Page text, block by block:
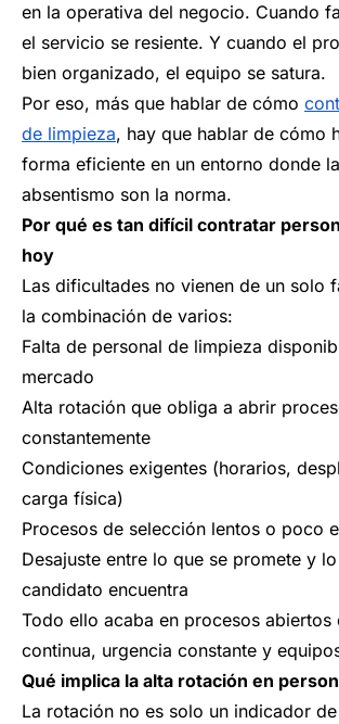
en la operativa del negocio. Cuando
el servicio se resiente. Y cuando el
bien organizado, el equipo se satura.
Por eso, más que hablar de cómo
de limpieza, hay que hablar de cómo
forma eficiente en un entorno donde
absentismo son la norma.
Por qué es tan difícil contratar
hoy
Las dificultades no vienen de un solo
la combinación de varios:
Falta de personal de limpieza
mercado
Alta rotación que obliga a abrir
constantemente
Condiciones exigentes (horarios,
carga física)
Procesos de selección lentos o poco
Desajuste entre lo que se promete y
candidato encuentra
Todo ello acaba en procesos abiertos
continua, urgencia constante y
Qué implica la alta rotación en
La rotación no es solo un indicador de